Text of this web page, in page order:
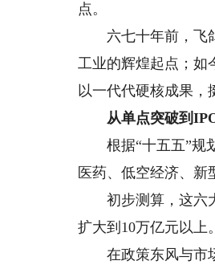
点。
六七十年前，飞鸽
工业的辉煌起点；如
以一代代硬核成果，
从单点突破到
根据“十五五”规划
医药、低空经济、新
初步测算，这六大
扩大到10万亿元以上。
在政策东风与市场